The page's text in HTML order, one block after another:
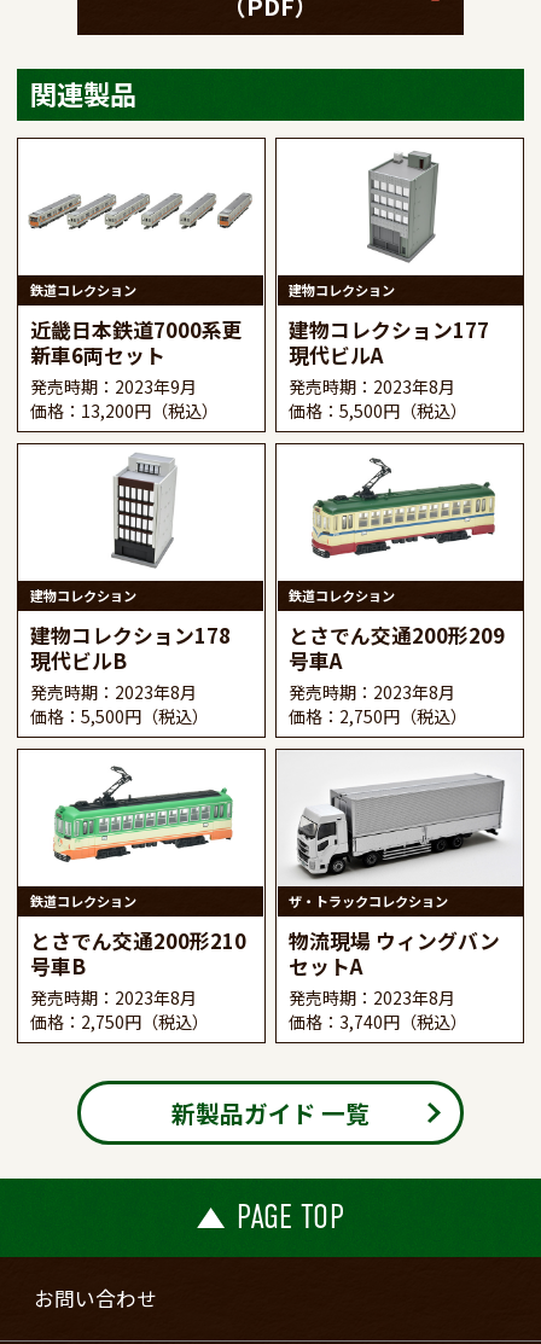
関連製品
鉄道コレクション
近畿日本鉄道7000系更
新車6両セット
発売時期：2023年9月
価格：13,200円（税込）
建物コレクション
建物コレクション177
現代ビルA
発売時期：2023年8月
価格：5,500円（税込）
建物コレクション
建物コレクション178
現代ビルB
発売時期：2023年8月
価格：5,500円（税込）
鉄道コレクション
とさでん交通200形209
号車A
発売時期：2023年8月
価格：2,750円（税込）
鉄道コレクション
とさでん交通200形210
号車B
発売時期：2023年8月
価格：2,750円（税込）
ザ・トラックコレクション
物流現場 ウィングバン
セットA
発売時期：2023年8月
価格：3,740円（税込）
新製品ガイド 一覧
PAGE TOP
お問い合わせ